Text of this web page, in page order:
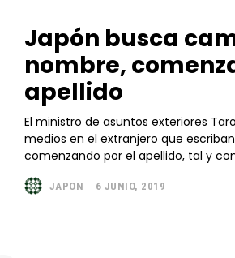
Japón busca
nombre,
apellido
El ministro de asuntos exteriores
medios en el extranjero que
comenzando por el apellido, tal y
JAPON - 6 JUNIO, 2019